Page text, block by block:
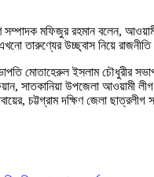
সম্পাদক মফিজুর রহমান বলেন,
তারুণ্যের উচ্ছ্বাস নিয়ে
মোতাহেরুল ইসলাম চৌধুরীর
সাতকানিয়া উপজেলা আওয়ামী
চট্টগ্রাম দক্ষিণ জেলা